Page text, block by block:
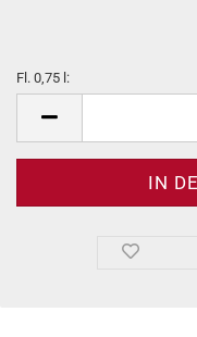
Fl. 0,75 l:
l